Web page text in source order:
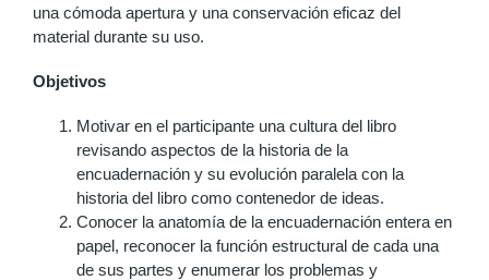
una cómoda apertura y una conservación eficaz del
material durante su uso.
Objetivos
Motivar en el participante una cultura del libro
revisando aspectos de la historia de la
encuadernación y su evolución paralela con la
historia del libro como contenedor de ideas.
Conocer la anatomía de la encuadernación entera en
papel, reconocer la función estructural de cada una
de sus partes y enumerar los problemas y